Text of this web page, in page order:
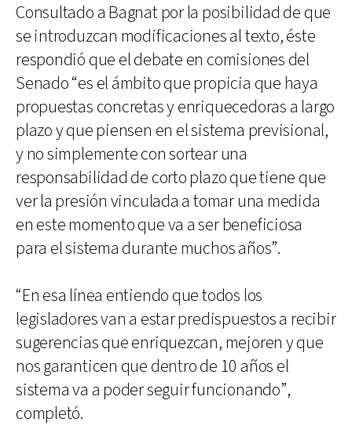
Consultado a Bagnat por la posibilidad de que
se introduzcan modificaciones al texto, éste
respondió que el debate en comisiones del
Senado “es el ámbito que propicia que haya
propuestas concretas y enriquecedoras a largo
plazo y que piensen en el sistema previsional,
y no simplemente con sortear una
responsabilidad de corto plazo que tiene que
ver la presión vinculada a tomar una medida
en este momento que va a ser beneficiosa
para el sistema durante muchos años”.
“En esa línea entiendo que todos los
legisladores van a estar predispuestos a recibir
sugerencias que enriquezcan, mejoren y que
nos garanticen que dentro de 10 años el
sistema va a poder seguir funcionando”,
completó.